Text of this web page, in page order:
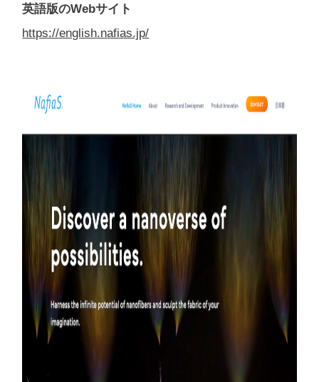
英語版のWebサイト
https://english.nafias.jp/